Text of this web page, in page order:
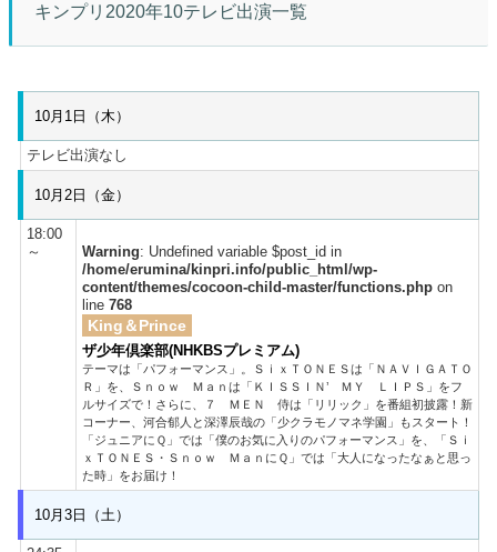
キンプリ2020年10テレビ出演一覧
10月1日（木）
テレビ出演なし
10月2日（金）
18:00
～
Warning: Undefined variable $post_id in
/home/erumina/kinpri.info/public_html/wp-
content/themes/cocoon-child-master/functions.php on
line 768
King＆Prince
ザ少年倶楽部(NHKBSプレミアム)
テーマは「パフォーマンス」。ＳｉｘＴＯＮＥＳは「ＮＡＶＩＧＡＴＯ
Ｒ」を、Ｓｎｏｗ Ｍａｎは「ＫＩＳＳＩＮ’ ＭＹ ＬＩＰＳ」をフ
ルサイズで！さらに、７ ＭＥＮ 侍は「リリック」を番組初披露！新
コーナー、河合郁人と深澤辰哉の「少クラモノマネ学園」もスタート！
「ジュニアにＱ」では「僕のお気に入りのパフォーマンス」を、「Ｓｉ
ｘＴＯＮＥＳ・Ｓｎｏｗ ＭａｎにＱ」では「大人になったなぁと思っ
た時」をお届け！
10月3日（土）